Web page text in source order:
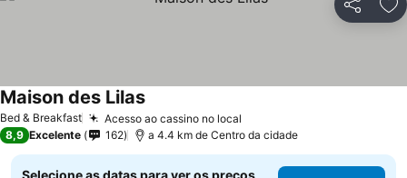
Partilhar
Bed & Breakfast Acesso ao cassino no local
Maison des LilasVer preços
8,9 Excelente 162 a 4.4 km de Centro da cidade
Selecione as datas para ver os preços